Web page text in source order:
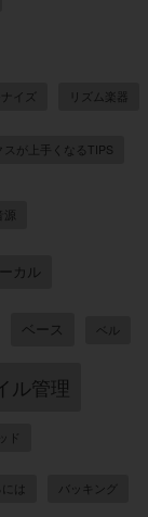
イズ リズム楽器
スが上手くなるTIPS
源
カル
ベース ベル
ル管理
ド
は バッキング